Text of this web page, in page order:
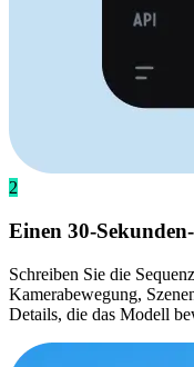
2
Einen 30-
Schreiben Sie die
Kamerabewegung,
Details, die das Modell